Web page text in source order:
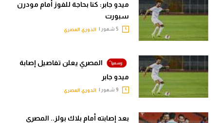
أمريكا
أقسام خاصة
ميركاتو
تحقيق في الجول
ميدو جابر: كنا بحاجة للفوز أمام مودرن
سبورت
الدوري المصري
المصري يعلن تفاصيل إصابة
ميدو جابر
الدوري المصري
بعد إصابته أمام بلاك بولز.. المصري